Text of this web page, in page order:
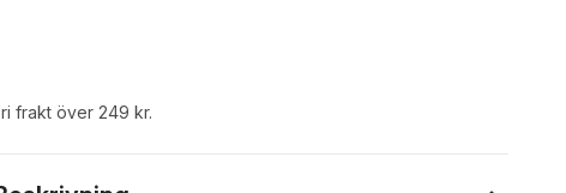
frakt över 249 kr.